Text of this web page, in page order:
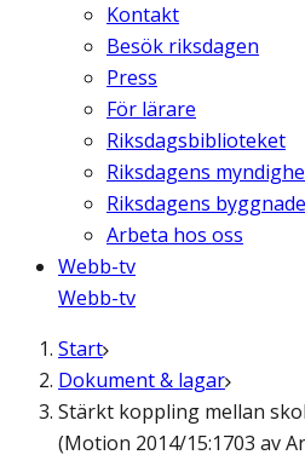
Kontakt
Besök riksdagen
Press
För lärare
Riksdagsbiblioteket
Riksdagens
Riksdagens
Arbeta hos oss
Webb-tv
Webb-tv
Start
Dokument & lagar
Stärkt koppling mellan
(Motion 2014/15:1703 av